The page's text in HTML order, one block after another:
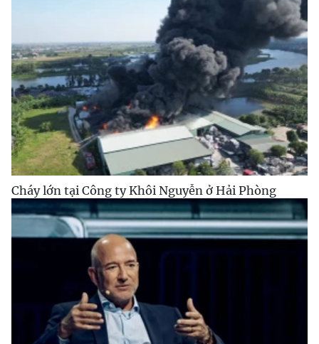
Cháy lớn tại Công ty Khôi Nguyễn ở Hải Phòng